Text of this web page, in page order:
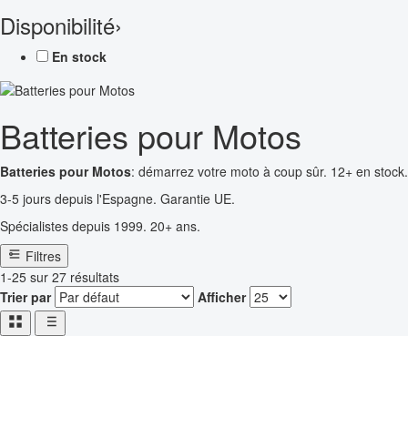
Disponibilité›
En stock
Batteries pour Motos
Batteries pour Motos: démarrez votre moto à coup sûr. 12+ en stock.
3-5 jours depuis l'Espagne. Garantie UE.
Spécialistes depuis 1999. 20+ ans.
Filtres
1-25 sur 27 résultats
Trier par
Afficher